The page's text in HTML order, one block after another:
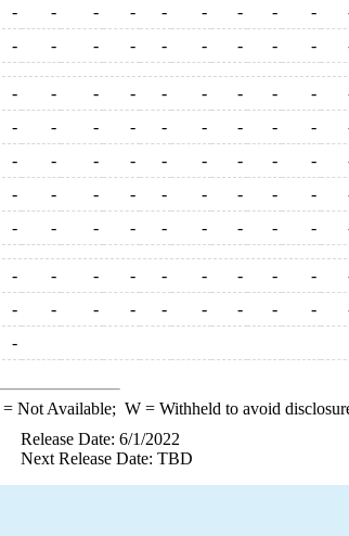
- - - - - - - - -
- - - - - - - - -
- - - - - - - - -
- - - - - - - - -
- - - - - - - - -
- - - - - - - - -
- - - - - - - - -
- - - - - - - - -
- - - - - - - - -
-
= Not Available; W= Withheld to avoid
Release Date: 6/1/2022
Next Release Date: TBD